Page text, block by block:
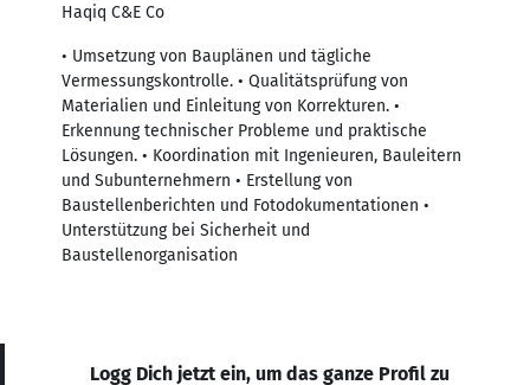
Haqiq C&E Co
• Umsetzung von Bauplänen und tägliche
Vermessungskontrolle. • Qualitätsprüfung von
Materialien und Einleitung von Korrekturen. •
Erkennung technischer Probleme und praktische
Lösungen. • Koordination mit Ingenieuren, Bauleitern
und Subunternehmern • Erstellung von
Baustellenberichten und Fotodokumentationen •
Unterstützung bei Sicherheit und
Baustellenorganisation
Logg Dich jetzt ein, um das ganze Profil zu